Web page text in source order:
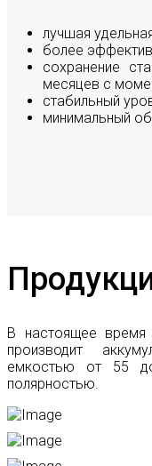
лучшая
более
сохранение
месяцев с
стабильный
минимальный
В настоящее время
производит
емкостью от 55
полярностью.